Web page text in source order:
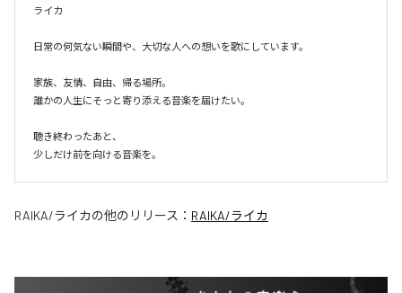
ライカ
日常の何気ない瞬間や、大切な人への想いを歌にしています。
家族、友情、自由、帰る場所。
誰かの人生にそっと寄り添える音楽を届けたい。
聴き終わったあと、
少しだけ前を向ける音楽を。
RAIKA/ライカの他のリリース： RAIKA/ライカ